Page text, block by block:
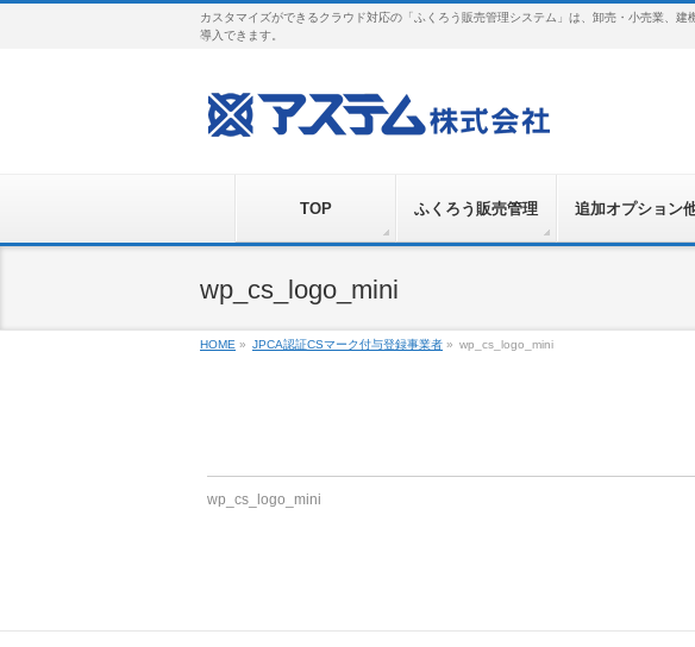
カスタマイズができるクラウド対応の「ふくろう販売管理システム」は、卸売・小売業、
導入できます。
TOP ふくろう販売管理 追加オプション
wp_cs_logo_mini
HOME » JPCA認証CSマーク付与登録事業者 » wp_cs_logo_mini
wp_cs_logo_mini